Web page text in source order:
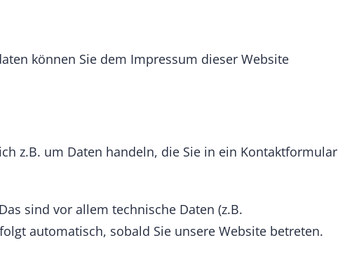
können Sie dem Impressum dieser Website
z.B. um Daten handeln, die Sie in ein Kontaktformular
sind vor allem technische Daten (z.B.
automatisch, sobald Sie unsere Website betreten.